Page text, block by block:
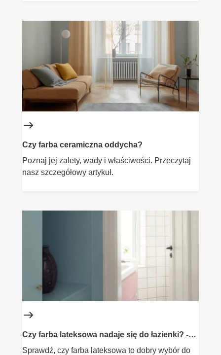
Czy farba ceramiczna oddycha?
Poznaj jej zalety, wady i właściwości. Przeczytaj
nasz szczegółowy artykuł.
Czy farba lateksowa nadaje się do łazienki? -
Flügger
Sprawdź, czy farba lateksowa to dobry wybór do